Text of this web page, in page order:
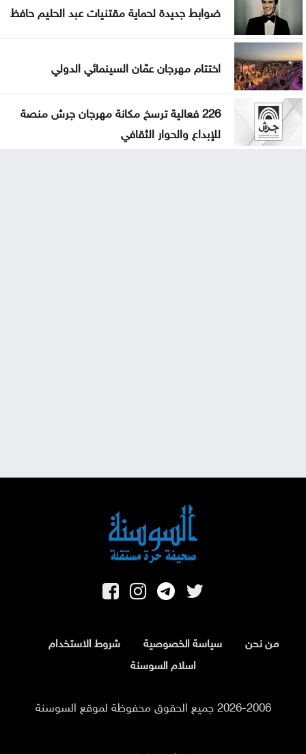
ضوابط جديدة لحماية مقتنيات عبد الحليم حافظ
اختتام مهرجان عمّان السينمائي الدولي
226 فعالية ترسخ مكانة مهرجان جرش منصة
للإبداع والحوار الثقافي
من نحن سياسة الخصوصية
شروط الاستخدام
اسلام السوسنة
2026-2006 جميع الحقوق محفوظة لموقع السوسنة